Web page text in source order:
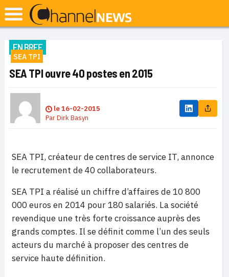
EN BREF
SEA TPI
SEA TPI ouvre 40 postes en 2015
le16-02-2015
ParDirk Basyn
SEA TPI, créateur de centres de service IT, annonce
le recrutement de 40 collaborateurs.
SEA TPI a réalisé un chiffre d’affaires de 10 800
000 euros en 2014 pour 180 salariés. La société
revendique une très forte croissance auprès des
grands comptes. Il se définit comme l’un des seuls
acteurs du marché à proposer des centres de
service haute définition.